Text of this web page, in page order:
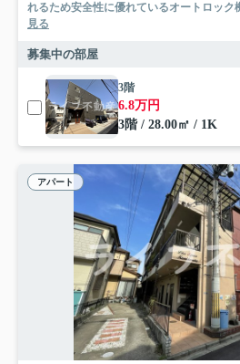
れるため安全性に優れているオートロック
見る
募集中の部屋
3階
6.8万円
3階 / 28.00㎡ / 1K
アパート